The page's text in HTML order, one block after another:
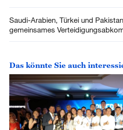
Saudi-Arabien, Türkei und
gemeinsames
Das könnte Sie auch